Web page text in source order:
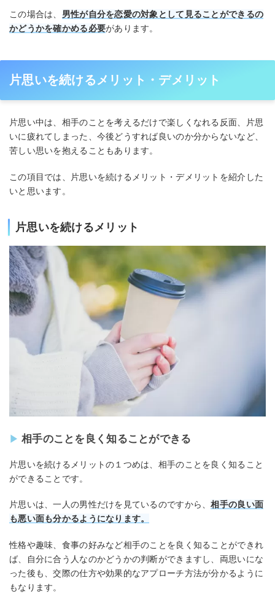
この場合は、 男性が自分を恋愛の対象として見ることができるの
かどうかを確かめる必要があります。
片思いを続けるメリット・デメリット
片思い中は、相手のことを考えるだけで楽しくなれる反面、片思
いに疲れてしまった、今後どうすれば良いのか分からないなど、
苦しい思いを抱えることもあります。
この項目では、片思いを続けるメリット・デメリットを紹介した
いと思います。
片思いを続けるメリット
相手のことを良く知ることができる
片思いを続けるメリットの１つめは、相手のことを良く知ること
ができることです。
片思いは、一人の男性だけを見ているのですから、相手の良い面
も悪い面も分かるようになります。
性格や趣味、食事の好みなど相手のことを良く知ることができれ
ば、自分に合う人なのかどうかの判断ができますし、両思いにな
った後も、交際の仕方や効果的なアプローチ方法が分かるように
もなります。